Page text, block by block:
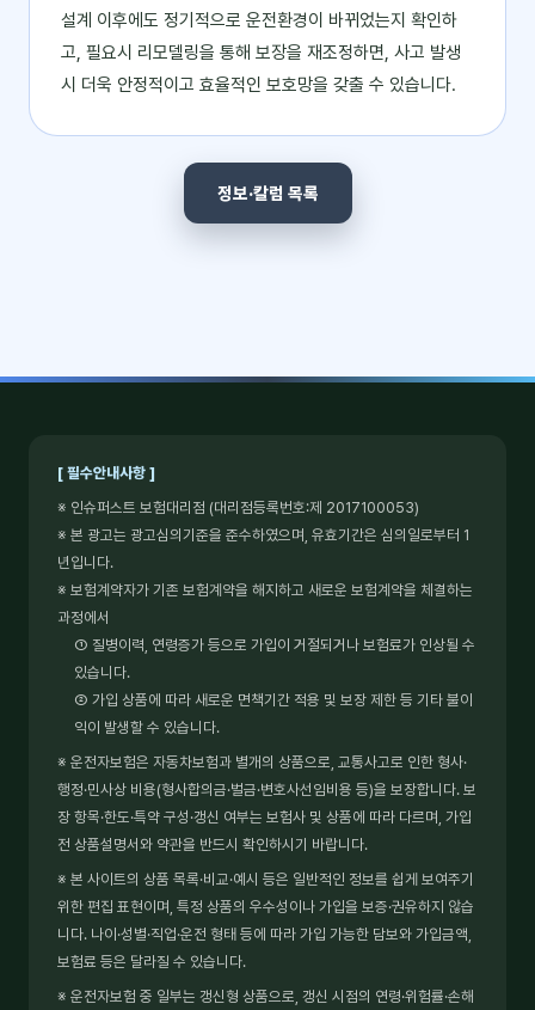
설계 이후에도 정기적으로 운전환경이 바뀌었는지 확인하
고, 필요시 리모델링을 통해 보장을 재조정하면, 사고 발생
시 더욱 안정적이고 효율적인 보호망을 갖출 수 있습니다.
정보·칼럼 목록
[ 필수안내사항 ]
※ 인슈퍼스트 보험대리점 (대리점등록번호:제 2017100053)
※ 본 광고는 광고심의기준을 준수하였으며, 유효기간은 심의일로부터 1
년입니다.
※ 보험계약자가 기존 보험계약을 해지하고 새로운 보험계약을 체결하는
과정에서
① 질병이력, 연령증가 등으로 가입이 거절되거나 보험료가 인상될 수
있습니다.
② 가입 상품에 따라 새로운 면책기간 적용 및 보장 제한 등 기타 불이
익이 발생할 수 있습니다.
※ 운전자보험은 자동차보험과 별개의 상품으로, 교통사고로 인한 형사·
행정·민사상 비용(형사합의금·벌금·변호사선임비용 등)을 보장합니다. 보
장 항목·한도·특약 구성·갱신 여부는 보험사 및 상품에 따라 다르며, 가입
전 상품설명서와 약관을 반드시 확인하시기 바랍니다.
※ 본 사이트의 상품 목록·비교·예시 등은 일반적인 정보를 쉽게 보여주기
위한 편집 표현이며, 특정 상품의 우수성이나 가입을 보증·권유하지 않습
니다. 나이·성별·직업·운전 형태 등에 따라 가입 가능한 담보와 가입금액,
보험료 등은 달라질 수 있습니다.
※ 운전자보험 중 일부는 갱신형 상품으로, 갱신 시점의 연령·위험률·손해